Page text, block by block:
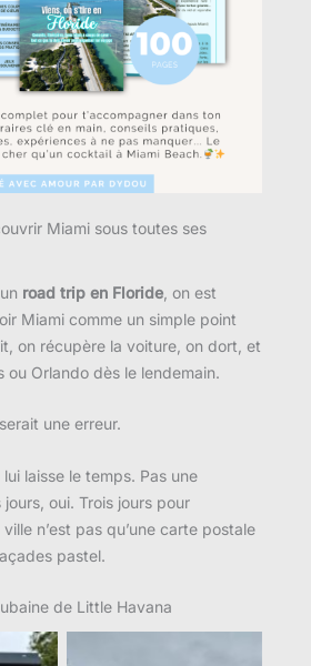
Miami sous toutes ses
road trip en Floride , on est
Miami comme un simple point
on récupère la voiture, on dort, et
ou Orlando dès le lendemain.
une erreur.
lui laisse le temps. Pas une
oui. Trois jours pour
n’est pas qu’une carte postale
pastel.
de Little Havana